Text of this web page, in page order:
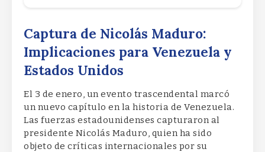
Captura de Nicolás Maduro:
Implicaciones para Venezuela y
Estados Unidos
El 3 de enero, un evento trascendental marcó
un nuevo capítulo en la historia de Venezuela.
Las fuerzas estadounidenses capturaron al
presidente Nicolás Maduro, quien ha sido
objeto de críticas internacionales por su